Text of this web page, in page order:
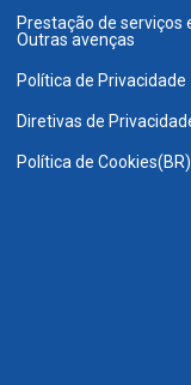
Prestação de serviços
Outras avenças
Política de Privacidade
Diretivas de
Política de Cookies(BR)